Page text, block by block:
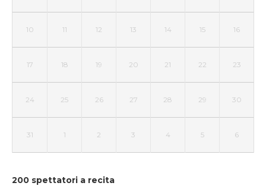
10 11 12 13 14 15 16
17 18 19 20 21 22 23
24 25 26 27 28 29 30
31 1 2 3 4 5 6
200 spettatori a recita